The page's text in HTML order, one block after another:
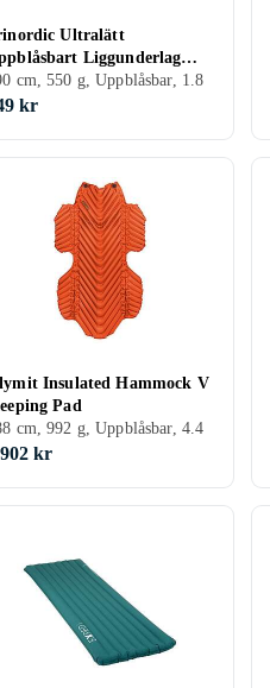
Ultralätt
Liggunderlag
Integrerad Kudde
cm, 550 g, Uppblåsbar, 1.8
kr
Insulated Hammock V
Pad
cm, 992 g, Uppblåsbar, 4.4
kr